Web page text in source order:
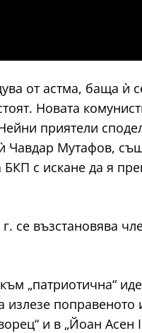
от астма, баща ѝ
Новата
приятели
Чавдар Мутафов,
с искане да я
се възстановява
„патриотична“
излезе
и в „Йоан Асен